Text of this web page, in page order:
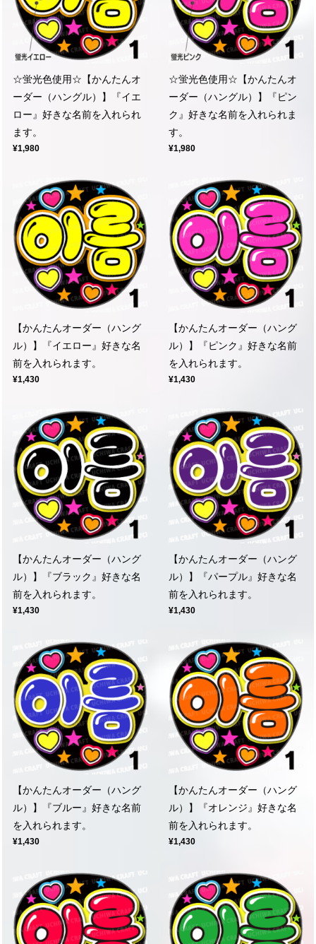
☆蛍光色使用☆【かんたんオ
ーダー（ハングル）】『イエ
ロー』好きな名前を入れられ
ます。
¥1,980
☆蛍光色使用☆【かんたんオ
ーダー（ハングル）】『ピン
ク』好きな名前を入れられま
す。
¥1,980
【かんたんオーダー（ハング
ル）】『イエロー』好きな名
前を入れられます。
¥1,430
【かんたんオーダー（ハング
ル）】『ピンク』好きな名前
を入れられます。
¥1,430
【かんたんオーダー（ハング
ル）】『ブラック』好きな名
前を入れられます。
¥1,430
【かんたんオーダー（ハング
ル）】『パープル』好きな名
前を入れられます。
¥1,430
【かんたんオーダー（ハング
ル）】『ブルー』好きな名前
を入れられます。
¥1,430
【かんたんオーダー（ハング
ル）】『オレンジ』好きな名
前を入れられます。
¥1,430